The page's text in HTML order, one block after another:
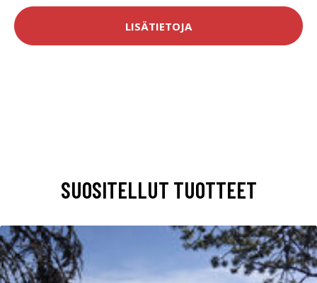
LISÄTIETOJA
SUOSITELLUT TUOTTEET